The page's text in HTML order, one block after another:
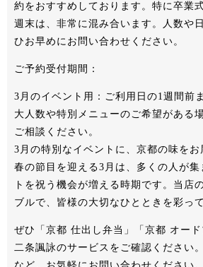
約をおすすめしております。特に卒業
週末は、非常に混み合います。人数や
ひお早めにお問い合わせください。
ご予約受付期間 ：
3月のイベント用：ご利用日の1週間前
大人数や特別メニューのご希望がある
ご相談ください。
3月の特別なイベントに、京都の味をお
春の節目を迎える3月は、多くの人が
トを祝う機会が増える時期です。当店
ブルで、皆様の大切なひとときを彩っ
ぜひ「京都 仕出し弁当」「京都 オード
二条諷詠のサービスをご確認ください